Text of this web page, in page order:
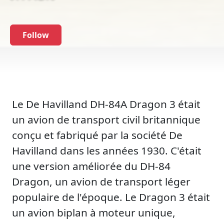
Follow
Le De Havilland DH-84A Dragon 3 était
un avion de transport civil britannique
conçu et fabriqué par la société De
Havilland dans les années 1930. C'était
une version améliorée du DH-84
Dragon, un avion de transport léger
populaire de l'époque. Le Dragon 3 était
un avion biplan à moteur unique,